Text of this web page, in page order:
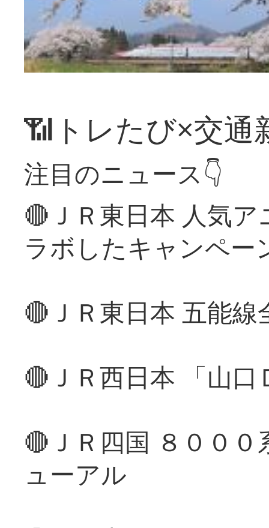
📶トレたび×交通
注目のニュース👇
🔴ＪＲ東日本 人気
ラボしたキャンペー
🔴ＪＲ東日本 五能
🔴ＪＲ西日本 「山
🔴ＪＲ四国 ８００
ューアル